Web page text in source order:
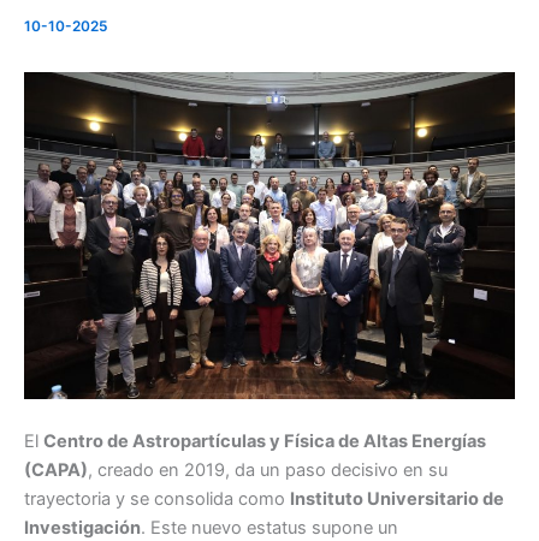
10-10-2025
El Centro de Astropartículas y Física de Altas Energías
(CAPA), creado en 2019, da un paso decisivo en su
trayectoria y se consolida como Instituto Universitario de
Investigación. Este nuevo estatus supone un